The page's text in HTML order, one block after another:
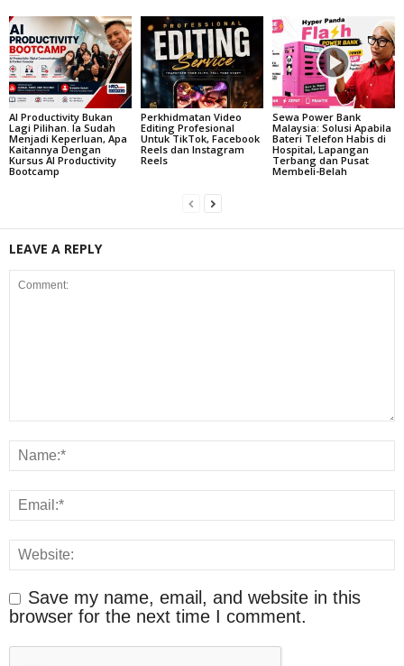
AI Productivity Bukan
Lagi Pilihan. Ia Sudah
Menjadi Keperluan, Apa
Kaitannya Dengan
Kursus AI Productivity
Bootcamp
Perkhidmatan Video
Editing Profesional
Untuk TikTok, Facebook
Reels dan Instagram
Reels
Sewa Power Bank
Malaysia: Solusi Apabila
Bateri Telefon Habis di
Hospital, Lapangan
Terbang dan Pusat
Membeli-Belah
LEAVE A REPLY
Save my name, email, and website in this
browser for the next time I comment.